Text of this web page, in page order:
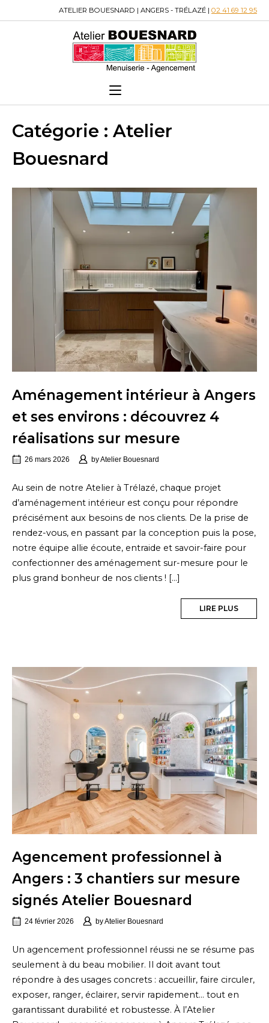
to
ATELIER BOUESNARD | ANGERS - TRÉLAZÉ | 02 41 69 12 95
Home
Catégorie : Atelier
Bouesnard
Aménagement intérieur à Angers
et ses environs : découvrez 4
réalisations sur mesure
26 mars 2026 byAtelier Bouesnard
Au sein de notre Atelier à Trélazé, chaque projet
d’aménagement intérieur est conçu pour répondre
précisément aux besoins de nos clients. De la prise de
rendez-vous, en passant par la conception puis la pose,
notre équipe allie écoute, entraide et savoir-faire pour
confectionner des aménagement sur-mesure pour le
plus grand bonheur de nos clients ! […]
LIRE PLUS
Agencement professionnel à
Angers : 3 chantiers sur mesure
signés Atelier Bouesnard
24 février 2026 byAtelier Bouesnard
Un agencement professionnel réussi ne se résume pas
seulement à du beau mobilier. Il doit avant tout
répondre à des usages concrets : accueillir, faire circuler,
exposer, ranger, éclairer, servir rapidement… tout en
garantissant durabilité et robustesse. À l’Atelier